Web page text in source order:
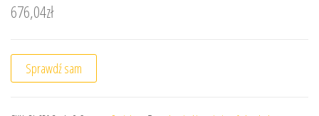
676,04zł
Sprawdź sam